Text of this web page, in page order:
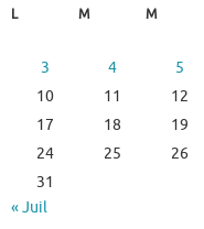
L
M M
3
4 5
10
11 12
17
18 19
24
25 26
31
« Juil